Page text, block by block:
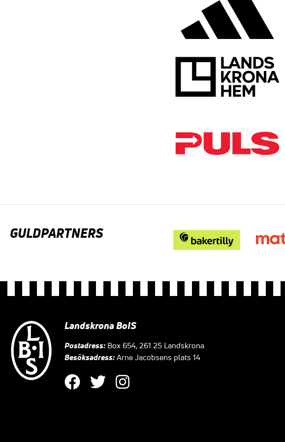
GULDPARTNERS
Landskrona BoIS
Postadress:Box 654, 261 25 Landskrona
Besöksadress:Arne Jacobsens plats 14